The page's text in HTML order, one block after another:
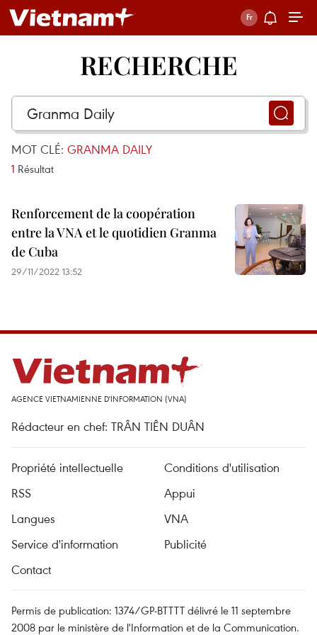
RECHERCHE
MOT CLÉ: GRANMA DAILY
1 Résultat
Renforcement de la coopération
entre la VNA et le quotidien Granma
de Cuba
29/11/2022 13:52
AGENCE VIETNAMIENNE D'INFORMATION (VNA)
Rédacteur en chef: TRÂN TIÊN DUÂN
Propriété intellectuelle
Conditions d'utilisation
RSS
Appui
Langues
VNA
Service d'information
Publicité
Contact
Permis de publication: 1374/GP-BTTTT délivré le 11 septembre
2008 par le ministère de l'Information et de la Communication.